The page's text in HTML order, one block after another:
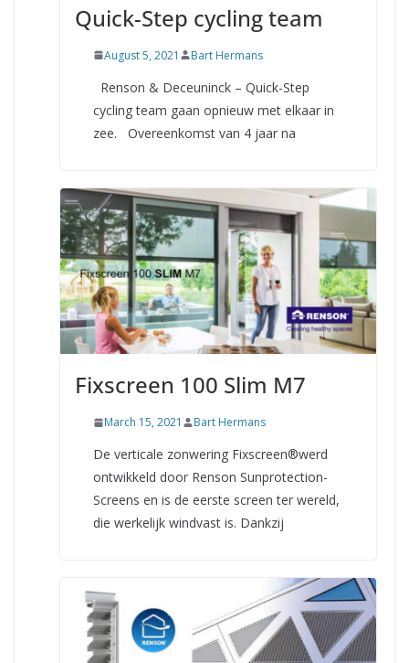
Quick-Step cycling team
August 5, 2021 Bart Hermans
Renson & Deceuninck – Quick-Step
cycling team gaan opnieuw met elkaar in
zee. Overeenkomst van 4 jaar na
Fixscreen 100 Slim M7
March 15, 2021 Bart Hermans
De verticale zonwering Fixscreen®werd
ontwikkeld door Renson Sunprotection-
Screens en is de eerste screen ter wereld,
die werkelijk windvast is. Dankzij